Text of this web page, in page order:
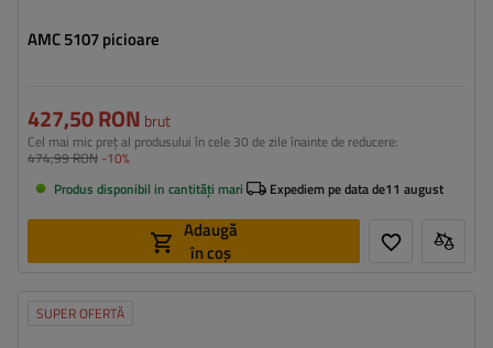
AMC 5107 picioare
427,50 RON brut
Cel mai mic preț al produsului în cele 30 de zile înainte de reducere:
474,99 RON -10%
Produs disponibil in cantități mari
Expediem pe data de11 august
Adaugă
în coș
SUPER OFERTĂ